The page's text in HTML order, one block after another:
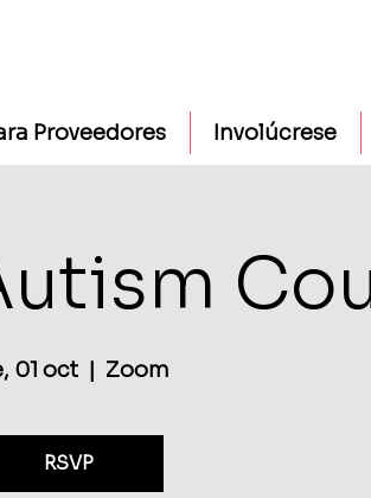
Proveedores Involúcrese
01 oct
  |
Zoom
RSVP